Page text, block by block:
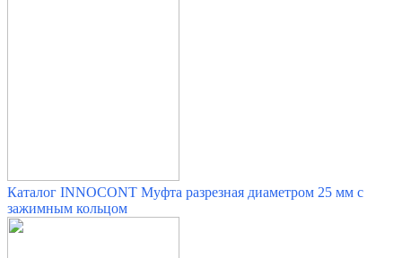
Каталог INNOCONT Муфта разрезная диаметром 25 мм с
зажимным кольцом